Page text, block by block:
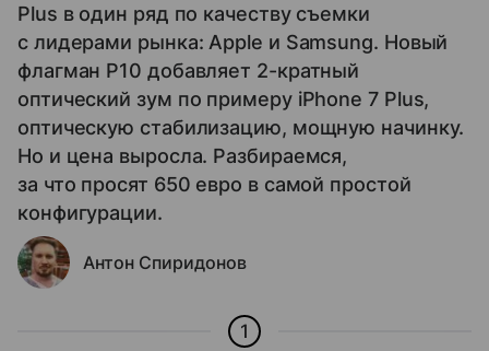
Plus в один ряд по качеству съемки
с лидерами рынка: Apple и Samsung. Новый
флагман P10 добавляет 2-кратный
оптический зум по примеру iPhone 7 Plus,
оптическую стабилизацию, мощную начинку.
Но и цена выросла. Разбираемся,
за что просят 650 евро в самой простой
конфигурации.
Антон Спиридонов
1